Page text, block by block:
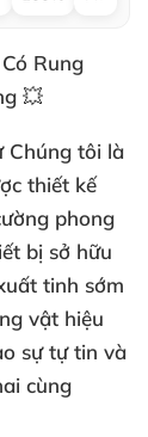
Rung
💥
Chúng tôi là
thiết kế
phong
bị sở hữu
tinh sớm
vật hiệu
sự tự tin và
cùng